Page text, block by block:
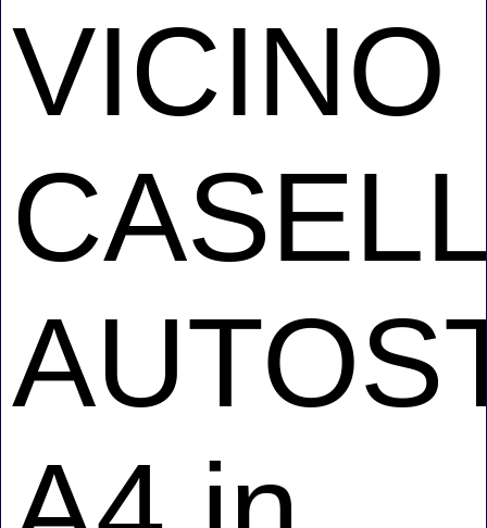
VICINO